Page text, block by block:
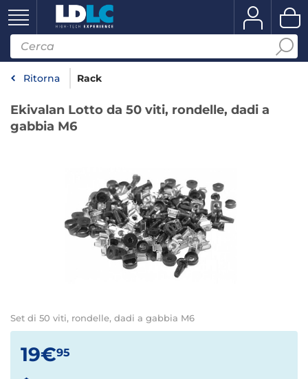
Ritorna Rack
Ekivalan Lotto da 50 viti, rondelle, dadi a
gabbia M6
Set di 50 viti, rondelle, dadi a gabbia M6
19€95